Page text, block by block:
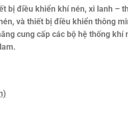
bị điều khiển khí nén, xi lanh –
và thiết bị điều khiển thông
cung cấp các bộ hệ thống